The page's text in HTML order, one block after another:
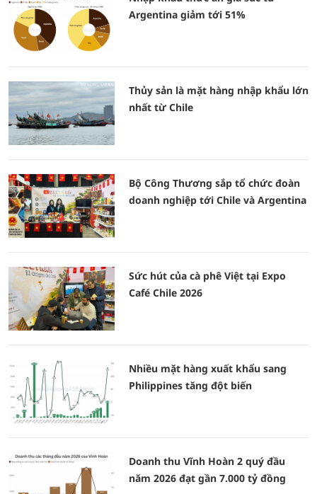
Argentina giảm tới 51%
Thủy sản là mặt hàng nhập khẩu lớn
nhất từ Chile
Bộ Công Thương sắp tổ chức đoàn
doanh nghiệp tới Chile và Argentina
Sức hút của cà phê Việt tại Expo
Café Chile 2026
Nhiều mặt hàng xuất khẩu sang
Philippines tăng đột biến
Doanh thu Vĩnh Hoàn 2 quý đầu
năm 2026 đạt gần 7.000 tỷ đồng